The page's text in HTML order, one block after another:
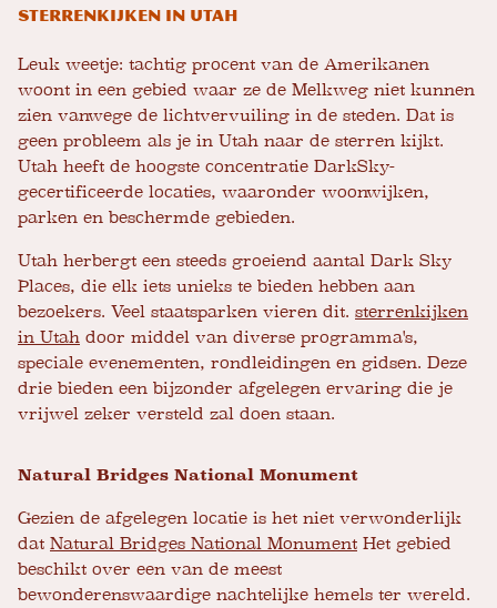
Sterrenkijken in Utah
Leuk weetje: tachtig procent van de Amerikanen
woont in een gebied waar ze de Melkweg niet kunnen
zien vanwege de lichtvervuiling in de steden. Dat is
geen probleem als je in Utah naar de sterren kijkt.
Utah heeft de hoogste concentratie DarkSky-
gecertificeerde locaties, waaronder woonwijken,
parken en beschermde gebieden.
Utah herbergt een steeds groeiend aantal Dark Sky
Places, die elk iets unieks te bieden hebben aan
bezoekers. Veel staatsparken vieren dit. sterrenkijken
in Utah door middel van diverse programma's,
speciale evenementen, rondleidingen en gidsen. Deze
drie bieden een bijzonder afgelegen ervaring die je
vrijwel zeker versteld zal doen staan.
Natural Bridges National Monument
Gezien de afgelegen locatie is het niet verwonderlijk
dat Natural Bridges National Monument Het gebied
beschikt over een van de meest
bewonderenswaardige nachtelijke hemels ter wereld.